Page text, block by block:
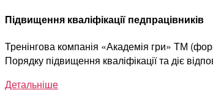
Підвищення кваліфікації педпрацівників
Тренінгова компанія «Академія гри» ТМ
Порядку підвищення кваліфікації та діє
Детальніше